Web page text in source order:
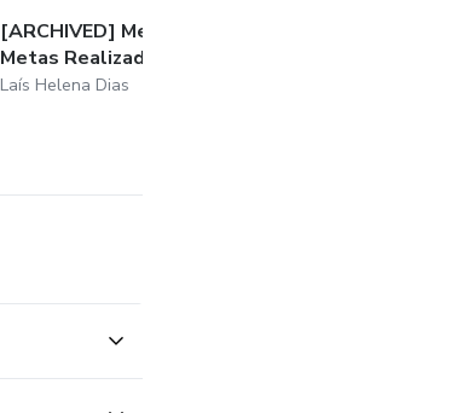
[ARCHIVED] Mente Certa,
Metas Realizadas 2023
Laís Helena Dias